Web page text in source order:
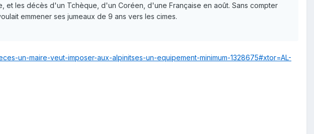
et les décès d'un Tchèque, d'un Coréen, d'une Française en août. Sans compter
emmener ses jumeaux de 9 ans vers les cimes.
un-maire-veut-imposer-aux-alpinitses-un-equipement-minimum-1328675#xtor=AL-